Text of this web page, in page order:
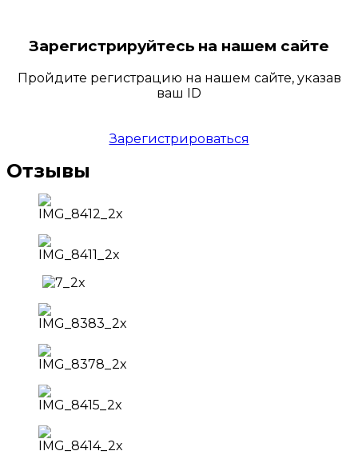
Зарегистрируйтесь на нашем сайте
Пройдите регистрацию на нашем сайте, указав
ваш ID
Зарегистрироваться
Отзывы